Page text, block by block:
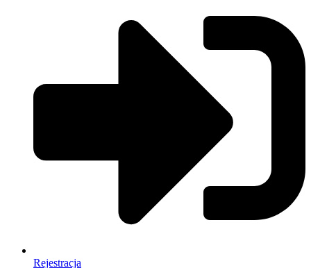
Rejestracja